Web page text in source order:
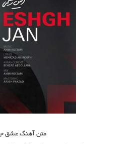
متن آهنگ عشق